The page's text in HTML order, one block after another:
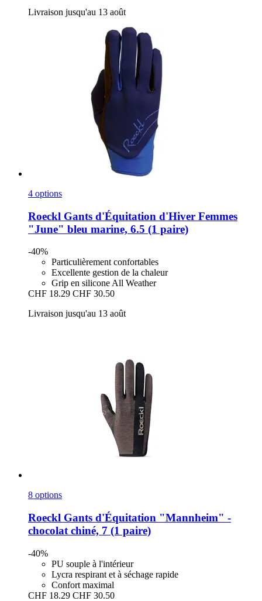
Livraison jusqu'au 13 août
4 options
Roeckl Gants d'Équitation d'Hiver Femmes
"June" bleu marine, 6.5 (1 paire)
-40%
Particulièrement confortables
Excellente gestion de la chaleur
Grip en silicone All Weather
CHF 18.29 CHF 30.50
Livraison jusqu'au 13 août
8 options
Roeckl Gants d'Équitation "Mannheim" -​
chocolat chiné, 7 (1 paire)
-40%
PU souple à l'intérieur
Lycra respirant et à séchage rapide
Confort maximal
CHF 18.29 CHF 30.50